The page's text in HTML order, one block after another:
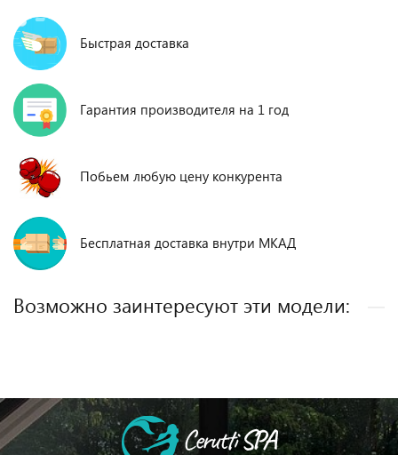
Быстрая доставка
Гарантия производителя на 1 год
Побьем любую цену конкурента
Бесплатная доставка внутри МКАД
Возможно заинтересуют эти модели: